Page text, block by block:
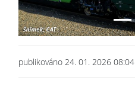
publikováno 24. 01. 2026 08:04